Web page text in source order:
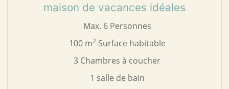
maison de vacances idéales
Max. 6 Personnes
100 m2Surface habitable
3 Chambres à coucher
1 salle de bain